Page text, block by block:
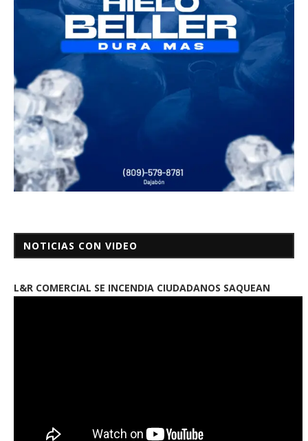
NOTICIAS CON VIDEO
L&R COMERCIAL SE INCENDIA CIUDADANOS SAQUEAN